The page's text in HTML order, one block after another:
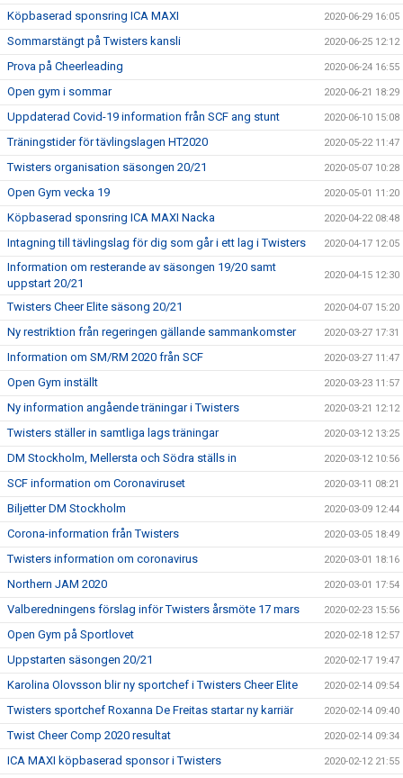
Köpbaserad sponsring ICA MAXI 2020-06-29 16:05
Sommarstängt på Twisters kansli 2020-06-25 12:12
Prova på Cheerleading 2020-06-24 16:55
Open gym i sommar 2020-06-21 18:29
Uppdaterad Covid-19 information från SCF ang stunt 2020-06-10 15:08
Träningstider för tävlingslagen HT2020 2020-05-22 11:47
Twisters organisation säsongen 20/21 2020-05-07 10:28
Open Gym vecka 19 2020-05-01 11:20
Köpbaserad sponsring ICA MAXI Nacka 2020-04-22 08:48
Intagning till tävlingslag för dig som går i ett lag i Twisters 2020-04-17 12:05
Information om resterande av säsongen 19/20 samt
uppstart 20/21
2020-04-15 12:30
Twisters Cheer Elite säsong 20/21 2020-04-07 15:20
Ny restriktion från regeringen gällande sammankomster 2020-03-27 17:31
Information om SM/RM 2020 från SCF 2020-03-27 11:47
Open Gym inställt 2020-03-23 11:57
Ny information angående träningar i Twisters 2020-03-21 12:12
Twisters ställer in samtliga lags träningar 2020-03-12 13:25
DM Stockholm, Mellersta och Södra ställs in 2020-03-12 10:56
SCF information om Coronaviruset 2020-03-11 08:21
Biljetter DM Stockholm 2020-03-09 12:44
Corona-information från Twisters 2020-03-05 18:49
Twisters information om coronavirus 2020-03-01 18:16
Northern JAM 2020 2020-03-01 17:54
Valberedningens förslag inför Twisters årsmöte 17 mars 2020-02-23 15:56
Open Gym på Sportlovet 2020-02-18 12:57
Uppstarten säsongen 20/21 2020-02-17 19:47
Karolina Olovsson blir ny sportchef i Twisters Cheer Elite 2020-02-14 09:54
Twisters sportchef Roxanna De Freitas startar ny karriär 2020-02-14 09:40
Twist Cheer Comp 2020 resultat 2020-02-14 09:34
ICA MAXI köpbaserad sponsor i Twisters 2020-02-12 21:55